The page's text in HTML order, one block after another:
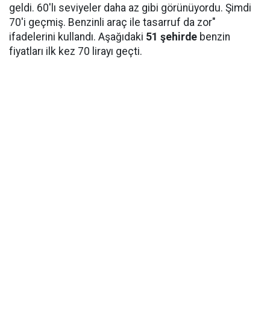
geldi. 60'lı seviyeler daha az gibi görünüyordu. Şimdi
70'i geçmiş. Benzinli araç ile tasarruf da zor"
ifadelerini kullandı. Aşağıdaki 51 şehirde benzin
fiyatları ilk kez 70 lirayı geçti.